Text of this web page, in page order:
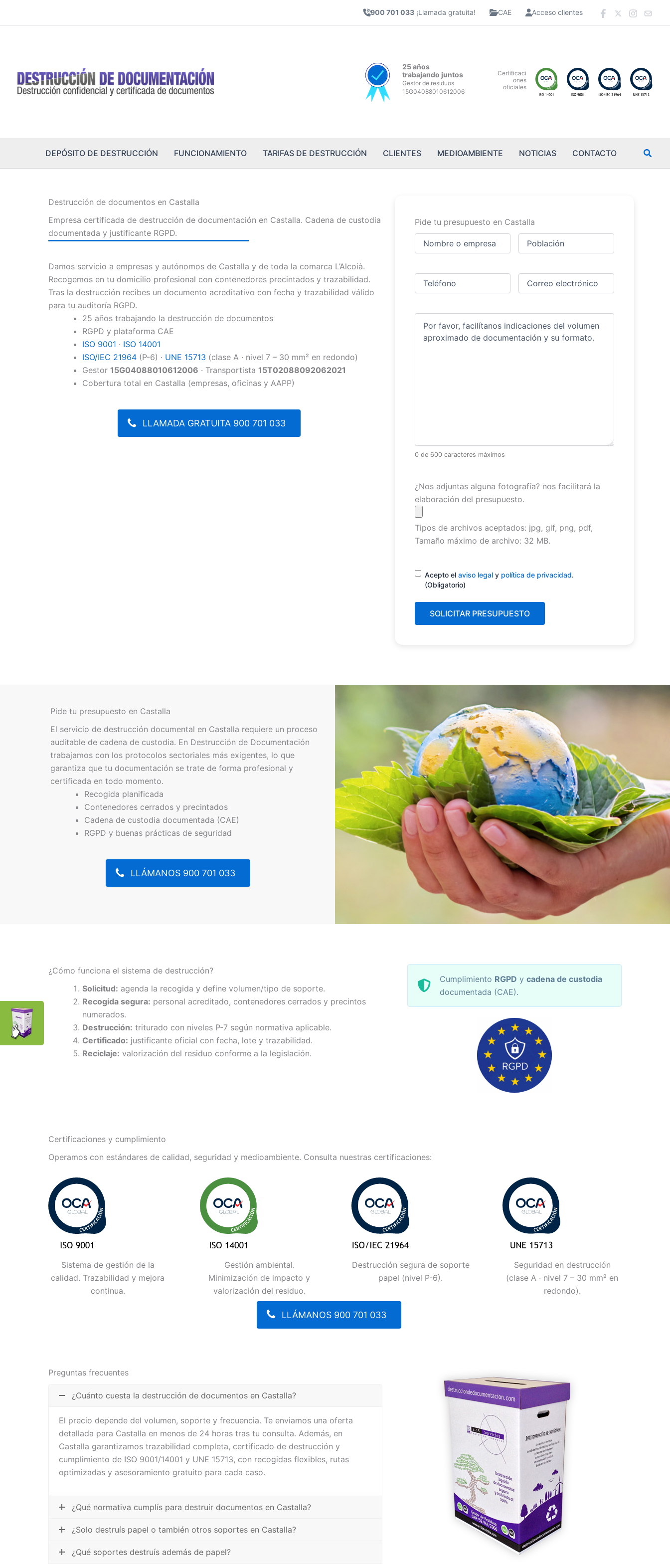
900 701 033 ¡Llamada gratuita! CAE Acceso clientes
25 años
trabajando juntos
Gestor de residuos
15G04088010612006
Certificaci
ones
oficiales
DEPÓSITO DE DESTRUCCIÓN FUNCIONAMIENTO TARIFAS DE DESTRUCCIÓN CLIENTES MEDIOAMBIENTE NOTICIAS CONTACTO
Destrucción de documentos en Castalla
Empresa certificada de destrucción de documentación en Castalla. Cadena de custodia
documentada y justificante RGPD.
Damos servicio a empresas y autónomos de Castalla y de toda la comarca L’Alcoià.
Recogemos en tu domicilio profesional con contenedores precintados y trazabilidad.
Tras la destrucción recibes un documento acreditativo con fecha y trazabilidad válido
para tu auditoría RGPD.
25 años trabajando la destrucción de documentos
RGPD y plataforma CAE
ISO 9001 · ISO 14001
ISO/IEC 21964 (P-6) · UNE 15713 (clase A · nivel 7 – 30 mm² en redondo)
Gestor 15G04088010612006 · Transportista 15T02088092062021
Cobertura total en Castalla (empresas, oficinas y AAPP)
LLAMADA GRATUITA 900 701 033
Pide tu presupuesto en Castalla
Nombre
Ciudad
Teléfono
Correo
electrónico (Obligatorio)
Comentarios
0 de 600 caracteres máximos
Archivo
¿Nos adjuntas alguna fotografía? nos facilitará la
elaboración del presupuesto.
Tipos de archivos aceptados: jpg, gif, png, pdf,
Tamaño máximo de archivo: 32 MB.
Consentimiento (Obligatorio)
Acepto el aviso legal y política de privacidad.
(Obligatorio)
Pide tu presupuesto en Castalla
El servicio de destrucción documental en Castalla requiere un proceso
auditable de cadena de custodia. En Destrucción de Documentación
trabajamos con los protocolos sectoriales más exigentes, lo que
garantiza que tu documentación se trate de forma profesional y
certificada en todo momento.
Recogida planificada
Contenedores cerrados y precintados
Cadena de custodia documentada (CAE)
RGPD y buenas prácticas de seguridad
LLÁMANOS 900 701 033
¿Cómo funciona el sistema de destrucción?
Solicitud: agenda la recogida y define volumen/tipo de soporte.
Recogida segura: personal acreditado, contenedores cerrados y precintos
numerados.
Destrucción: triturado con niveles P-7 según normativa aplicable.
Certificado: justificante oficial con fecha, lote y trazabilidad.
Reciclaje: valorización del residuo conforme a la legislación.
Cumplimiento RGPD y cadena de custodia
documentada (CAE).
Certificaciones y cumplimiento
Operamos con estándares de calidad, seguridad y medioambiente. Consulta nuestras certificaciones:
Sistema de gestión de la
calidad. Trazabilidad y mejora
continua.
Gestión ambiental.
Minimización de impacto y
valorización del residuo.
Destrucción segura de soporte
papel (nivel P-6).
Seguridad en destrucción
(clase A · nivel 7 – 30 mm² en
redondo).
LLÁMANOS 900 701 033
Preguntas frecuentes
¿Cuánto cuesta la destrucción de documentos en Castalla?
El precio depende del volumen, soporte y frecuencia. Te enviamos una oferta
detallada para Castalla en menos de 24 horas tras tu consulta. Además, en
Castalla garantizamos trazabilidad completa, certificado de destrucción y
cumplimiento de ISO 9001/14001 y UNE 15713, con recogidas flexibles, rutas
optimizadas y asesoramiento gratuito para cada caso.
¿Qué normativa cumplís para destruir documentos en Castalla?
¿Solo destruís papel o también otros soportes en Castalla?
¿Qué soportes destruís además de papel?